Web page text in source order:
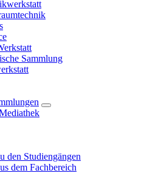
Sammlung
den Studiengängen
dem Fachbereich